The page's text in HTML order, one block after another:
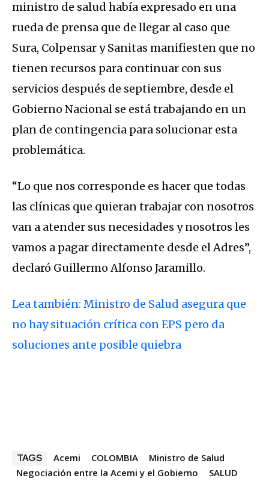
ministro de salud había expresado en una
rueda de prensa que de llegar al caso que
Sura, Colpensar y Sanitas manifiesten que no
tienen recursos para continuar con sus
servicios después de septiembre, desde el
Gobierno Nacional se está trabajando en un
plan de contingencia para solucionar esta
problemática.
“Lo que nos corresponde es hacer que todas
las clínicas que quieran trabajar con nosotros
van a atender sus necesidades y nosotros les
vamos a pagar directamente desde el Adres”,
declaró Guillermo Alfonso Jaramillo.
Lea también: Ministro de Salud asegura que
no hay situación crítica con EPS pero da
soluciones ante posible quiebra
TAGS Acemi COLOMBIA
Ministro de Salud
Negociación entre la Acemi y el Gobierno
SALUD